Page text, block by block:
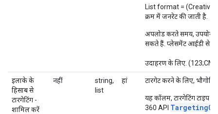
List format =
क्रम में जनरेट की जाती है.
अपलोड करते समय,
सकते हैं. प्लेसमेंट आईडी से
उदाहरण के लिए.
इलाके के
हिसाब से
टारगेटिंग -
शामिल करें
नहीं
string,
list
हां टारगेट करने के लिए, भौगोलिक
यह कॉलम, टारगेटिंग टाइप
360 API